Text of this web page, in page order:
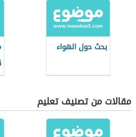
بحث حول الهواء
مقالات من تصنيف تعليم